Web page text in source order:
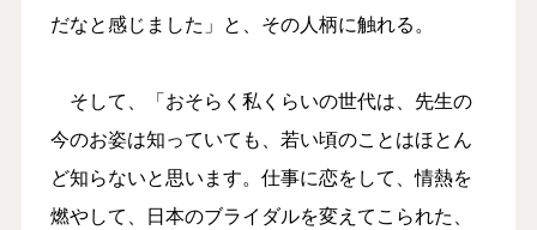
だなと感じました」と、その人柄に触れる。
そして、「おそらく私くらいの世代は、先生の
今のお姿は知っていても、若い頃のことはほとん
ど知らないと思います。仕事に恋をして、情熱を
燃やして、日本のブライダルを変えてこられた、